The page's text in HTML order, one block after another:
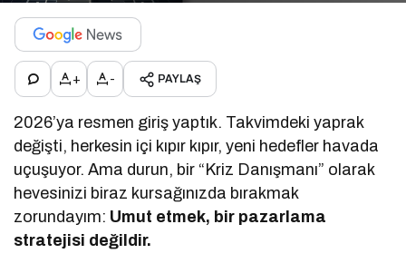
+ - PAYLAŞ
2026’ya resmen giriş yaptık. Takvimdeki yaprak
değişti, herkesin içi kıpır kıpır, yeni hedefler havada
uçuşuyor. Ama durun, bir “Kriz Danışmanı” olarak
hevesinizi biraz kursağınızda bırakmak
zorundayım: Umut etmek, bir pazarlama
stratejisi değildir.